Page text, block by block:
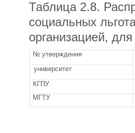
Таблица 2.8.
социальных
организацией,
№ утверждения
университет
КГПУ
МГТУ